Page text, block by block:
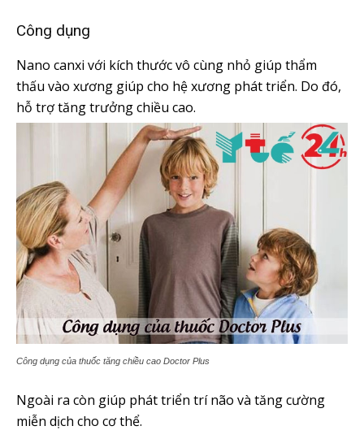
Công dụng
Nano canxi với kích thước vô cùng nhỏ giúp thẩm
thấu vào xương giúp cho hệ xương phát triển. Do đó,
hỗ trợ tăng trưởng chiều cao.
Công dụng của thuốc tăng chiều cao Doctor Plus
Ngoài ra còn giúp phát triển trí não và tăng cường
miễn dịch cho cơ thể.